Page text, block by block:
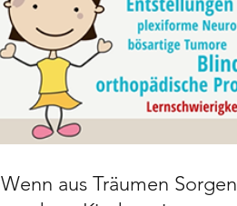
Wenn aus Träumen Sorgen